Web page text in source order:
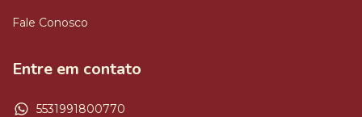
Fale Conosco
Entre em contato
5531991800770